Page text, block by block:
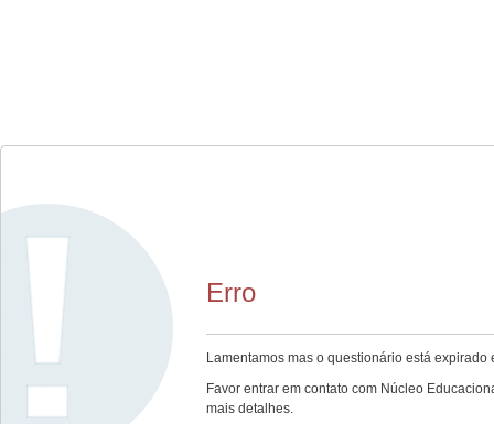
Erro
Lamentamos mas o questionário está expirado
Favor entrar em contato com Núcleo
mais detalhes.